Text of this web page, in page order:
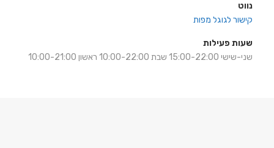
נווט
קישור לגוגל מפות
שעות פעילות
שני-שישי 15:00-22:00 שבת 10:00-22:00 ראשון 10:00-21:00